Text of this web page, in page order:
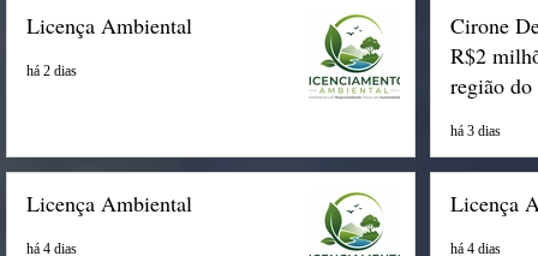
Licença Ambiental
há 2 dias
Cirone
R$2
região do
há 3 dias
Licença Ambiental
há 4 dias
Licença
há 4 dias